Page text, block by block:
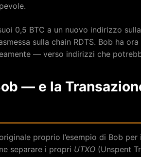
0,5 BTC a un nuovo indirizzo
sulla chain RDTS. Bob ha
— verso indirizzi che
— e la
proprio l’esempio di Bob
separare i propri UTXO (Unspent